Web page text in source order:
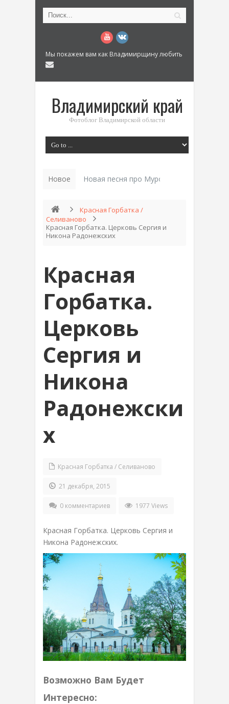
Мы покажем вам как Владимирщину любить
Владимирский край
Фотоблог Владимирской области
Новое Новая песня про Муром: «Былинный
Красная Горбатка /
Селиваново
Красная Горбатка. Церковь Сергия и
Никона Радонежских
Красная
Горбатка.
Церковь
Сергия и
Никона
Радонежски
х
Красная Горбатка / Селиваново
21 декабря, 2015
0 комментариев 1977 Views
Красная Горбатка. Церковь Сергия и
Никона Радонежских.
Возможно Вам Будет
Интересно: